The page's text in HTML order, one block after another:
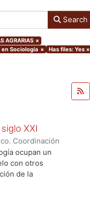
Search
AGRARIAS ×
Sociología × Has files: Yes ×
XXI
Coordinación
ocupan un
con otros
de la